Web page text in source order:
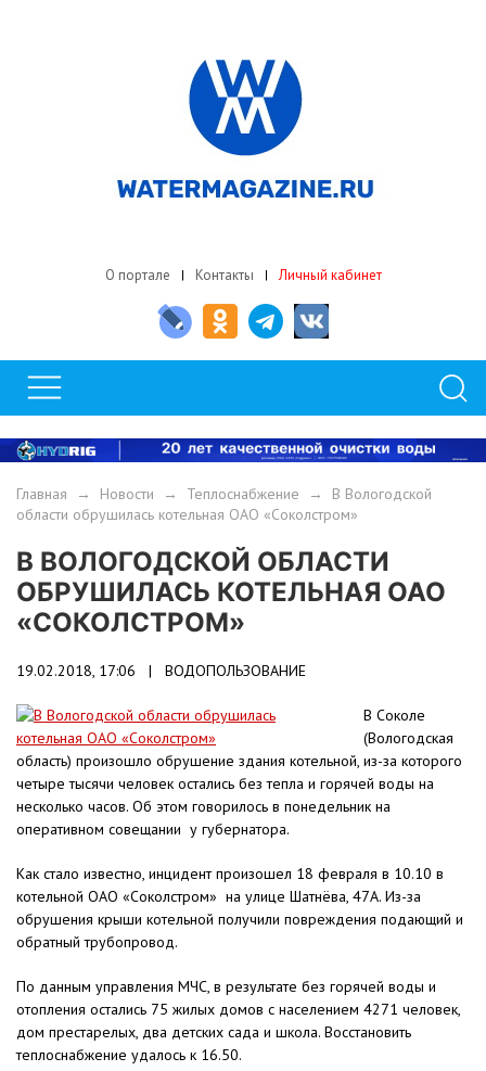
О портале Контакты Личный кабинет
Главная → Новости → Теплоснабжение → В Вологодской
области обрушилась котельная ОАО «Соколстром»
В ВОЛОГОДСКОЙ ОБЛАСТИ
ОБРУШИЛАСЬ КОТЕЛЬНАЯ ОАО
«СОКОЛСТРОМ»
19.02.2018, 17:06 | ВОДОПОЛЬЗОВАНИЕ
В Соколе
(Вологодская
область) произошло обрушение здания котельной, из-за которого
четыре тысячи человек остались без тепла и горячей воды на
несколько часов. Об этом говорилось в понедельник на
оперативном совещании у губернатора.
Как стало известно, инцидент произошел 18 февраля в 10.10 в
котельной ОАО «Соколстром» на улице Шатнёва, 47А. Из-за
обрушения крыши котельной получили повреждения подающий и
обратный трубопровод.
По данным управления МЧС, в результате без горячей воды и
отопления остались 75 жилых домов с населением 4271 человек,
дом престарелых, два детских сада и школа. Восстановить
теплоснабжение удалось к 16.50.